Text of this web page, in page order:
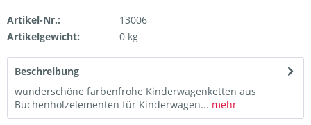
Artikel-Nr.:
13006
Artikelgewicht:
0 kg
Beschreibung
wunderschöne farbenfrohe Kinderwagenketten aus
Buchenholzelementen für Kinderwagen... mehr